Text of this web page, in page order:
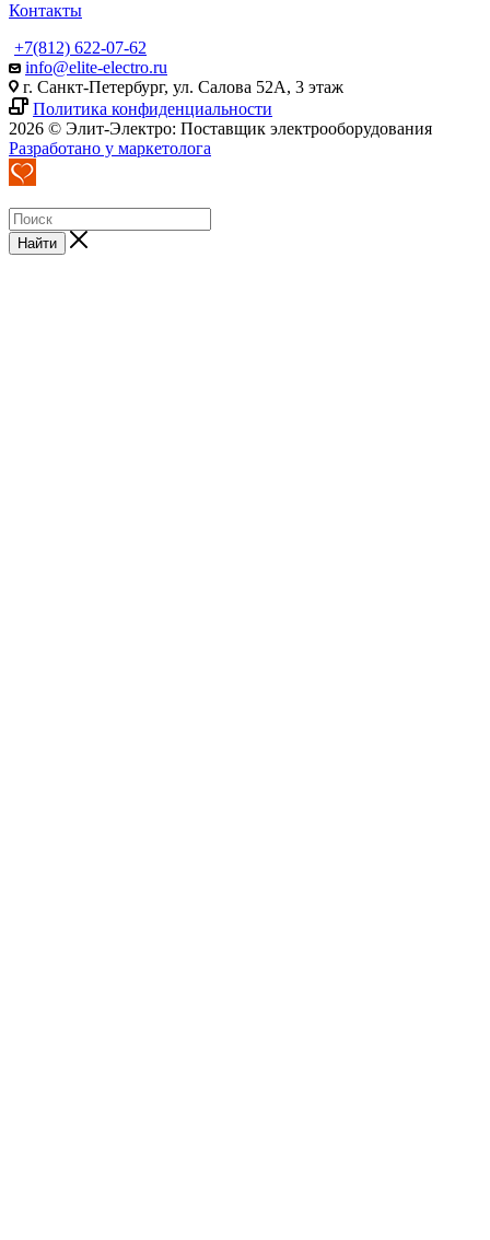
Контакты
+7(812) 622-07-62
info@elite-electro.ru
г. Санкт-Петербург, ул. Салова 52А, 3 этаж
Политика конфиденциальности
2026 © Элит-Электро: Поставщик электрооборудования
Разработано у маркетолога
Найти